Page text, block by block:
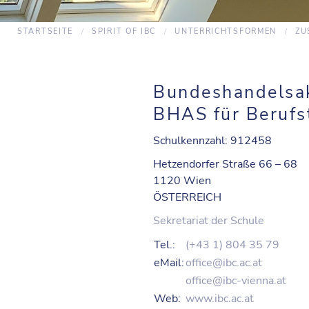
STARTSEITE SPIRIT OF IBC UNTERRICHTSFORMEN
BHAS für
Schulkennzahl: 912458
Hetzendorfer Straße 66 – 68
1120 Wien
ÖSTERREICH
Sekretariat der Schule
Tel.:
(+43 1) 804 35 79
eMail:office@ibc.ac.at
office@ibc-vienna.at
Web: www.ibc.ac.at